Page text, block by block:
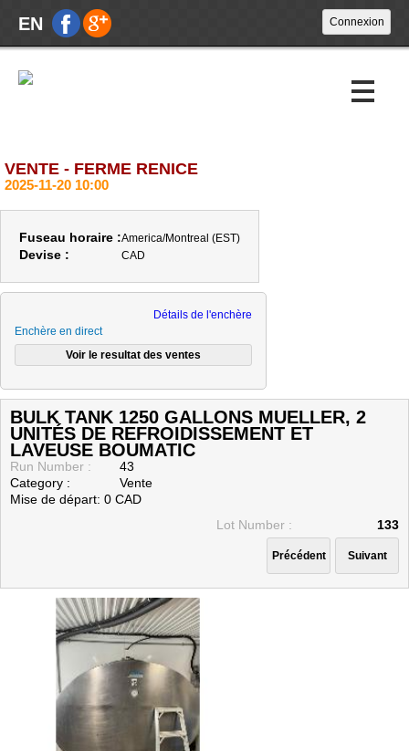
EN
Encans à venir
Encans passés
À propos
Nous joindre
VENTE - FERME RENICE
2025-11-20 10:00
Fuseau horaire :America/Montreal (EST)
Devise : CAD
Détails de l'enchère
Enchère en direct
BULK TANK 1250 GALLONS MUELLER, 2
UNITÉS DE REFROIDISSEMENT ET
LAVEUSE BOUMATIC
Run Number :
43
Category :
Vente
Mise de départ: 0 CAD
Lot Number :
133